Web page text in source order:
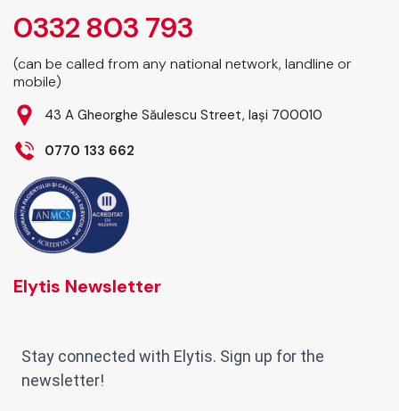
0332 803 793
(can be called from any national network, landline or
mobile)
43 A Gheorghe Săulescu Street, Iași 700010
0770 133 662
Elytis Newsletter
Stay connected with Elytis. Sign up for the
newsletter!